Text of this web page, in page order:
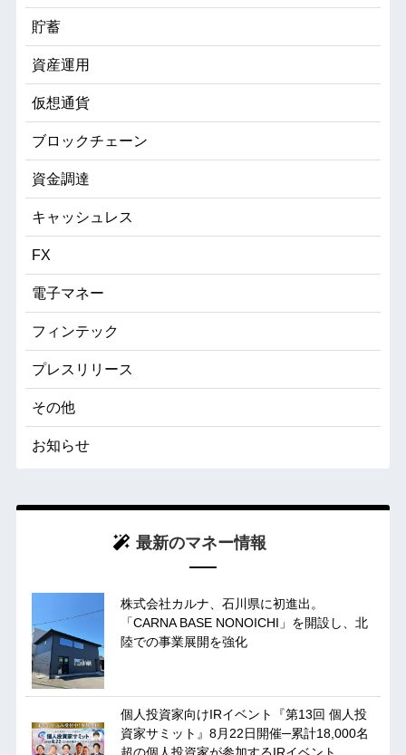
貯蓄
資産運用
仮想通貨
ブロックチェーン
資金調達
キャッシュレス
FX
電子マネー
フィンテック
プレスリリース
その他
お知らせ
最新のマネー情報
株式会社カルナ、石川県に初進出。
「CARNA BASE NONOICHI」を開設し、北
陸での事業展開を強化
個人投資家向けIRイベント『第13回 個人投
資家サミット』8月22日開催─累計18,000名
超の個人投資家が参加するIRイベント